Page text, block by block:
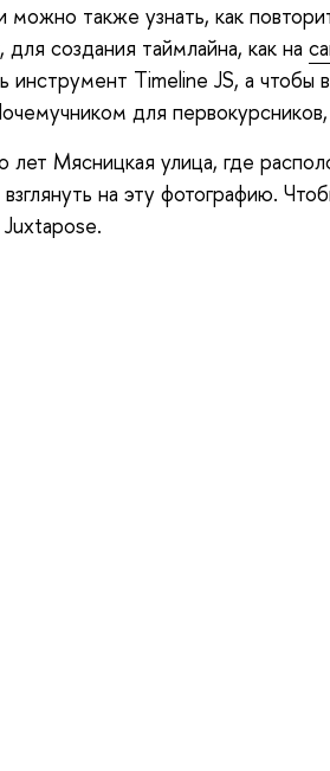
можно также узнать, как
для создания таймлайна, как на
инструмент Timeline JS, а
для
лет Мясницкая улица, где
на эту фотографию.